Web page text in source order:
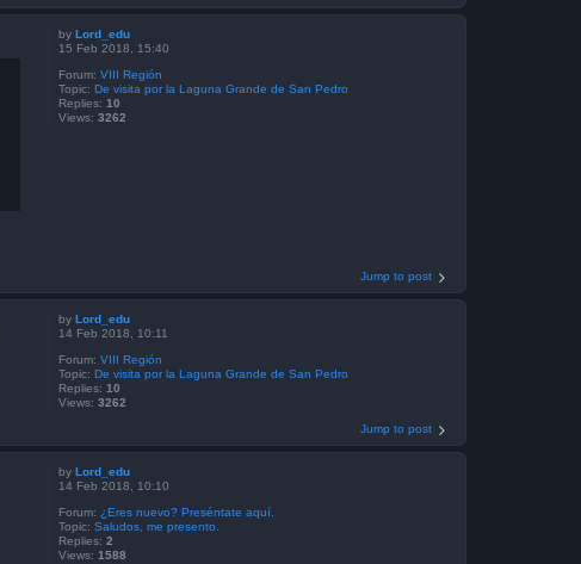
by Lord_edu
15 Feb 2018, 15:40
Forum: VIII Región
Topic: De visita por la Laguna Grande de San Pedro
Replies: 10
Views: 3262
Jump to post
by Lord_edu
14 Feb 2018, 10:11
Forum: VIII Región
Topic: De visita por la Laguna Grande de San Pedro
Replies: 10
Views: 3262
Jump to post
by Lord_edu
14 Feb 2018, 10:10
Forum: ¿Eres nuevo? Preséntate aquí.
Topic: Saludos, me presento.
Replies: 2
Views: 1588